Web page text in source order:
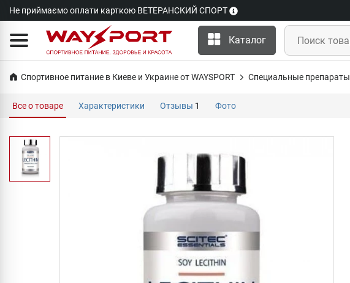
Не приймаємо оплати карткою ВЕТЕРАНСКИЙ СПОРТ
Каталог
Спортивное питание в Киеве и Украине от WAYSPORT Специальные препараты
Все о товаре Характеристики Отзывы 1 Фото